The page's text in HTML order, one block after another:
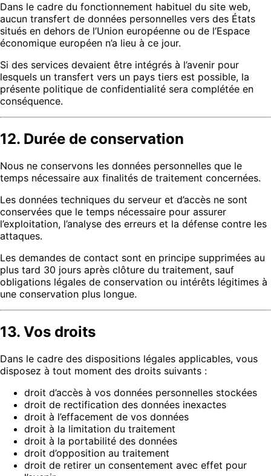
Dans le cadre du fonctionnement habituel du site web,
aucun transfert de données personnelles vers des États
situés en dehors de l’Union européenne ou de l’Espace
économique européen n’a lieu à ce jour.
Si des services devaient être intégrés à l’avenir pour
lesquels un transfert vers un pays tiers est possible, la
présente politique de confidentialité sera complétée en
conséquence.
12. Durée de conservation
Nous ne conservons les données personnelles que le
temps nécessaire aux finalités de traitement concernées.
Les données techniques du serveur et d’accès ne sont
conservées que le temps nécessaire pour assurer
l’exploitation, l’analyse des erreurs et la défense contre les
attaques.
Les demandes de contact sont en principe supprimées au
plus tard 30 jours après clôture du traitement, sauf
obligations légales de conservation ou intérêts légitimes à
une conservation plus longue.
13. Vos droits
Dans le cadre des dispositions légales applicables, vous
disposez à tout moment des droits suivants :
droit d’accès à vos données personnelles stockées
droit de rectification des données inexactes
droit à l’effacement de vos données
droit à la limitation du traitement
droit à la portabilité des données
droit d’opposition au traitement
droit de retirer un consentement avec effet pour